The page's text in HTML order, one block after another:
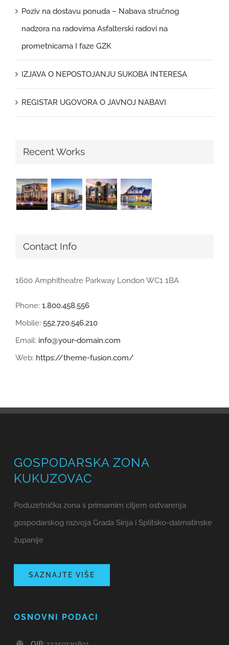
Poziv na dostavu ponuda – Nabava stručnog
nadzora na radovima Asfalterski radovi na
prometnicama I faze GZK
IZJAVA O NEPOSTOJANJU SUKOBA INTERESA
REGISTAR UGOVORA O JAVNOJ NABAVI
Recent Works
Contact Info
1600 Amphitheatre Parkway London WC1 1BA
Phone: 1.800.458.556
Mobile: 552.720.546.210
Email: info@your-domain.com
Web: https://theme-fusion.com/
GOSPODARSKA ZONA
KUKUZOVAC
Poduzetnička zona s primarnim ciljem ostvarenja
gospodarskog razvoja Grada Sinja i Splitsko-dalmatinske
županije
SAZNAJTE VIŠE
OSNOVNI PODACI